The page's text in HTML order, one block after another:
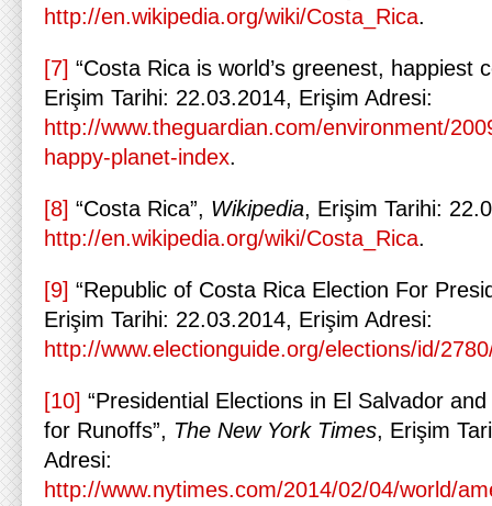
http://en.wikipedia.org/wiki/Costa_Rica.
[7] “Costa Rica is world’s greenest, happiest
Erişim Tarihi: 22.03.2014, Erişim Adresi:
http://www.theguardian.com/environment/
happy-planet-index.
[8] “Costa Rica”, Wikipedia, Erişim Tarihi:
http://en.wikipedia.org/wiki/Costa_Rica.
[9] “Republic of Costa Rica Election For
Erişim Tarihi: 22.03.2014, Erişim Adresi:
http://www.electionguide.org/elections/id/
[10] “Presidential Elections in El Salvador
for Runoffs”, The New York Times, Erişim
Adresi:
http://www.nytimes.com/2014/02/04/world/